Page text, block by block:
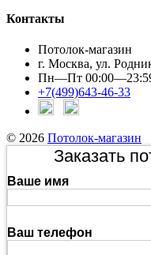
Контакты
Потолок-магазин
г. Москва, ул.
Пн—Пт
+7(499)643-46-33
© 2026 Потолок-магазин
Заказать
Ваше имя
Ваш телефон